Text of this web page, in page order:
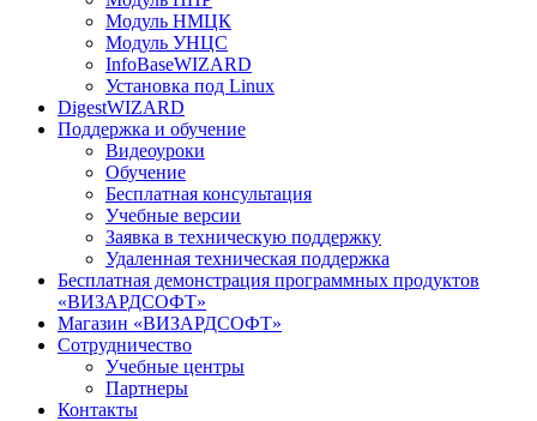
Модуль НМЦК
Модуль УНЦС
InfoBaseWIZARD
Установка под Linux
DigestWIZARD
Поддержка и обучение
Видеоуроки
Обучение
Бесплатная консультация
Учебные версии
Заявка в техническую поддержку
Удаленная техническая поддержка
Бесплатная демонстрация программных продуктов
«ВИЗАРДСОФТ»
Магазин «ВИЗАРДСОФТ»
Сотрудничество
Учебные центры
Партнеры
Контакты